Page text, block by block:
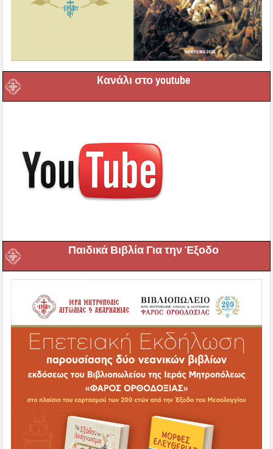
Kανάλι στο youtube
Παιδικά Βιβλία Για την Έξοδο